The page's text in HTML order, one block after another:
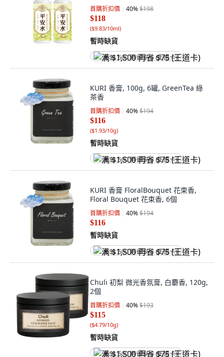
首購折扣價 40%$198
$118
($9.83/10ml)
暫時缺貨
满 $1,500 再省 $75 (王道卡)
KURI 香膏, 100g, 6罐, GreenTea 綠
茶香
首購折扣價 40%$194
$116
($1.93/10g)
暫時缺貨
满 $1,500 再省 $75 (王道卡)
KURI 香膏 FloralBouquet 花束香,
Floral Bouquet 花束香, 6個
首購折扣價 40%$194
$116
暫時缺貨
满 $1,500 再省 $75 (王道卡)
Chuli 初梨 微光香氛膏, 白麝香, 120g,
2個
首購折扣價 40%$193
$115
($4.79/10g)
暫時缺貨
满 $1,500 再省 $75 (王道卡)